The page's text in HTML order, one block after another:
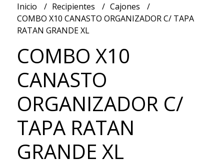
Inicio Recipientes
Cajones
COMBO X10 CANASTO ORGANIZADOR C/ TAPA
RATAN GRANDE XL
COMBO X10
CANASTO
ORGANIZADOR C/
TAPA RATAN
GRANDE XL